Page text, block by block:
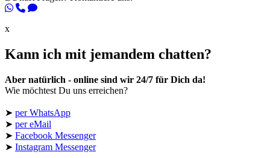
x
Kann ich mit jemandem chatten?
Aber natürlich - online sind wir 24/7 für Dich da!
Wie möchtest Du uns erreichen?
➤ per WhatsApp
➤ per eMail
➤ Facebook Messenger
➤ Instagram Messenger